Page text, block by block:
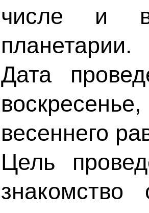
числе и
планетарии.
Дата
весеннего
Цель
знакомство